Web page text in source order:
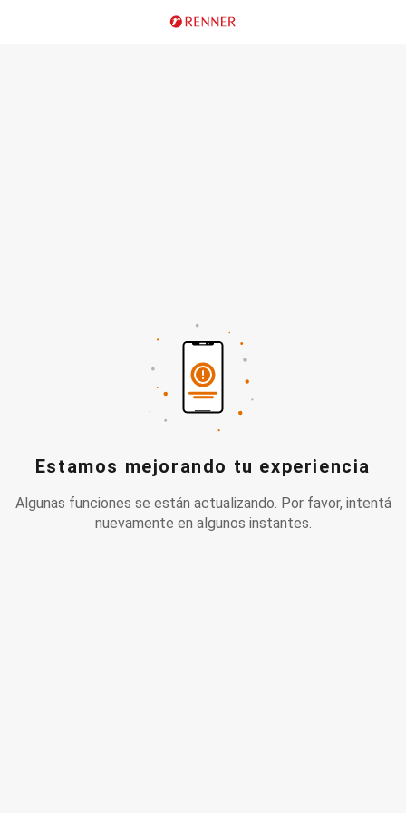
Estamos mejorando tu experiencia
Algunas funciones se están actualizando. Por favor, intentá
nuevamente en algunos instantes.